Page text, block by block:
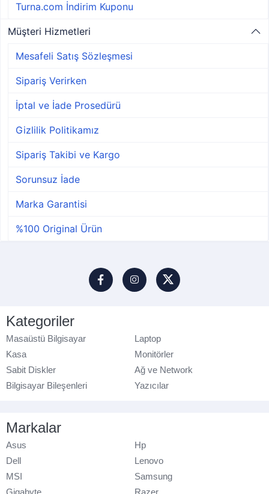
Turna.com İndirim Kuponu
Müşteri Hizmetleri
Mesafeli Satış Sözleşmesi
Sipariş Verirken
İptal ve İade Prosedürü
Gizlilik Politikamız
Sipariş Takibi ve Kargo
Sorunsuz İade
Marka Garantisi
%100 Original Ürün
Kategoriler
Masaüstü Bilgisayar
Laptop
Kasa
Monitörler
Sabit Diskler
Ağ ve Network
Bilgisayar Bileşenleri
Yazıcılar
Markalar
Asus
Hp
Dell
Lenovo
MSI
Samsung
Gigabyte
Razer